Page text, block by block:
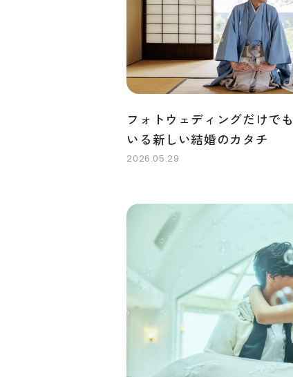
フォトウェディングだけで
いる新しい結婚のカタチ
2026.05.29